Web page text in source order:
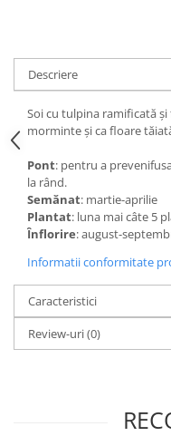
Descriere
Soi cu tulpina ramificată
morminte și ca floare
Pont: pentru a
la rând.
Semănat: martie-aprilie
Plantat: luna mai câte 5
Înflorire: august-
Informatii conformitate
Caracteristici
Review-uri(0)